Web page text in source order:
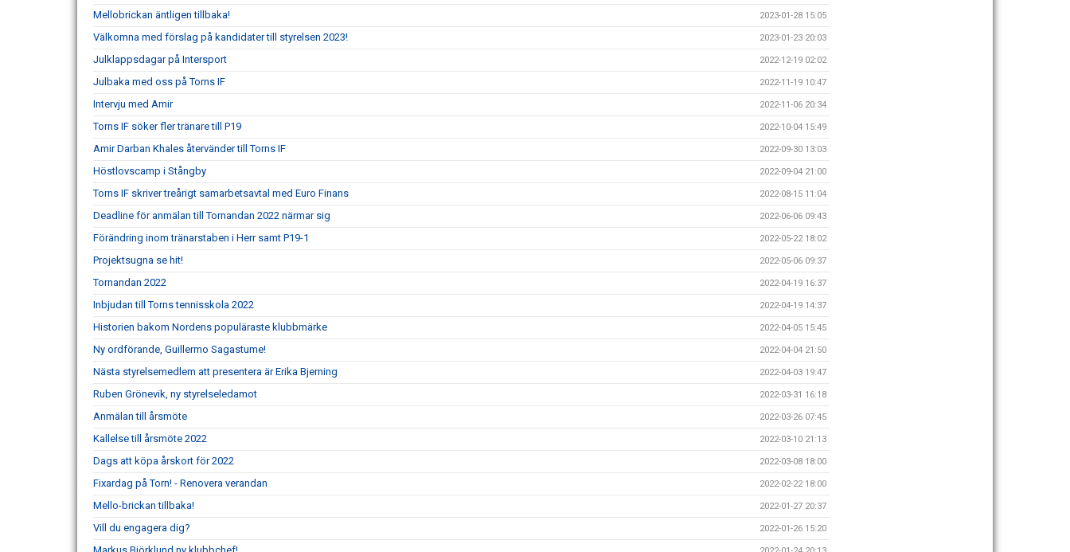
Mellobrickan äntligen tillbaka! 2023-01-28 15:05
Välkomna med förslag på kandidater till styrelsen 2023! 2023-01-23 20:03
Julklappsdagar på Intersport 2022-12-19 02:02
Julbaka med oss på Torns IF 2022-11-19 10:47
Intervju med Amir 2022-11-06 20:34
Torns IF söker fler tränare till P19 2022-10-04 15:49
Amir Darban Khales återvänder till Torns IF 2022-09-30 13:03
Höstlovscamp i Stångby 2022-09-04 21:00
Torns IF skriver treårigt samarbetsavtal med Euro Finans 2022-08-15 11:04
Deadline för anmälan till Tornandan 2022 närmar sig 2022-06-06 09:43
Förändring inom tränarstaben i Herr samt P19-1 2022-05-22 18:02
Projektsugna se hit! 2022-05-06 09:37
Tornandan 2022 2022-04-19 16:37
Inbjudan till Torns tennisskola 2022 2022-04-19 14:37
Historien bakom Nordens populäraste klubbmärke 2022-04-05 15:45
Ny ordförande, Guillermo Sagastume! 2022-04-04 21:50
Nästa styrelsemedlem att presentera är Erika Bjerning 2022-04-03 19:47
Ruben Grönevik, ny styrelseledamot 2022-03-31 16:18
Anmälan till årsmöte 2022-03-26 07:45
Kallelse till årsmöte 2022 2022-03-10 21:13
Dags att köpa årskort för 2022 2022-03-08 18:00
Fixardag på Torn! - Renovera verandan 2022-02-22 18:00
Mello-brickan tillbaka! 2022-01-27 20:37
Vill du engagera dig? 2022-01-26 15:20